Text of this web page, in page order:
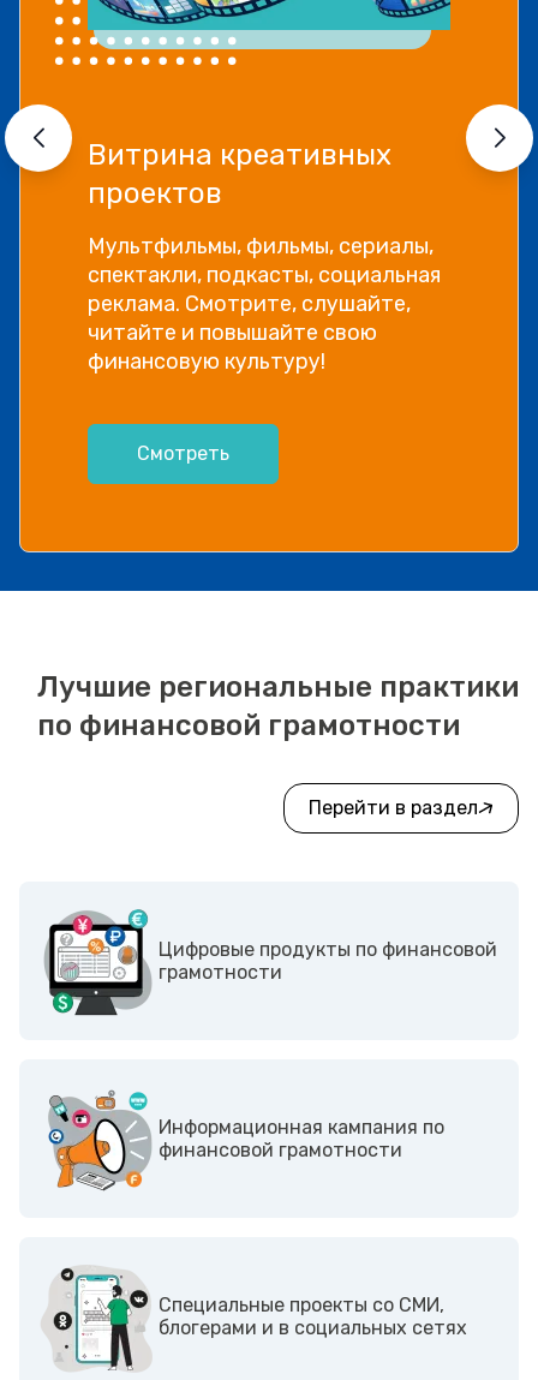
Витрина креативных
проектов
Мультфильмы, фильмы, сериалы,
спектакли, подкасты, социальная
реклама. Смотрите, слушайте,
читайте и повышайте свою
финансовую культуру!
Смотреть
Лучшие региональные практики
по финансовой грамотности
Перейти в раздел
Цифровые продукты по финансовой
грамотности
Информационная кампания по
финансовой грамотности
Cпециальные проекты со СМИ,
блогерами и в социальных сетях